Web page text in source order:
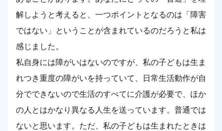
解しようと考えると、一つポイントとなるのは「障害
ではない」ということが含まれているのだろうと私は
感じました。
私自身には障がいはないのですが、私の子どもは生ま
れつき重度の障がいを持っていて、日常生活動作が自
分でできないので生活のすべてに介護が必要で、ほか
の人とはかなり異なる人生を送っています。普通では
ないと思います。ただ、私の子どもは生まれたときは